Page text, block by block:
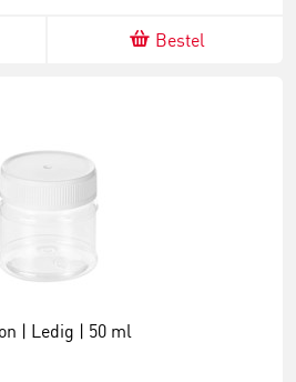
Bestel
| Ledig | 50 ml